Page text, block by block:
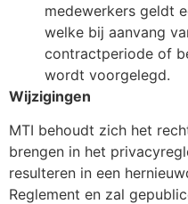
medewerkers geldt
welke bij aanvang
contractperiode of
wordt voorgelegd.
Wijzigingen
MTI behoudt zich het
brengen in het
resulteren in een
Reglement en zal